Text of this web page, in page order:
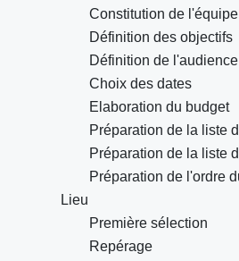
Constitution de l'équipe
Définition des objectifs
Définition de l'audience
Choix des dates
Elaboration du budget
Préparation de la liste
Préparation de la liste
Préparation de l'ordre
Lieu
Première sélection
Repérage